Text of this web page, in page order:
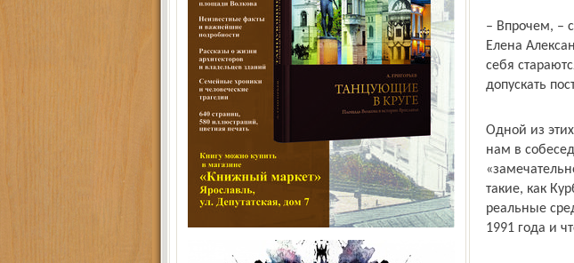
– Впрочем, –
Елена
себя
допускать
Одной из
нам в
такие, как
реальные
1991 года и